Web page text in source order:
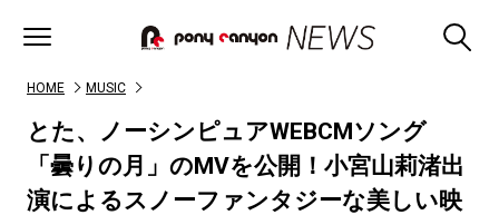
HOME MUSIC
とた、ノーシンピュアWEBCMソング
「曇りの月」のMVを公開！小宮山莉渚出
演によるスノーファンタジーな美しい映